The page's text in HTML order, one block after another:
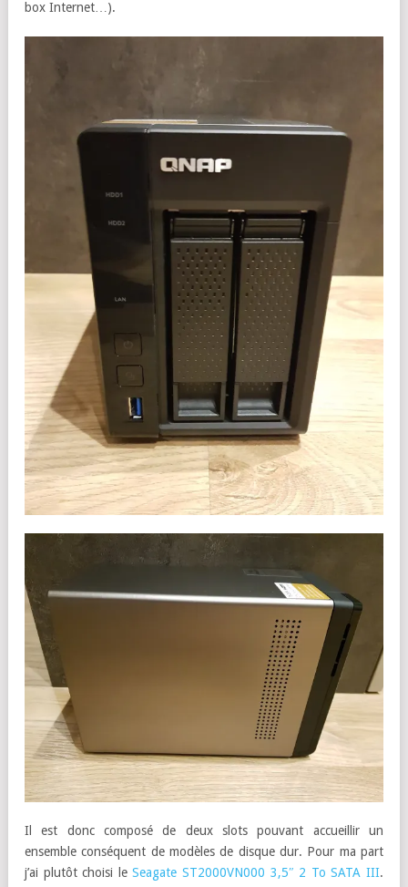
box Internet…).
Il est donc composé de deux slots pouvant accueillir un
ensemble conséquent de modèles de disque dur. Pour ma part
j’ai plutôt choisi leSeagate ST2000VN000 3,5″ 2 To SATA III.